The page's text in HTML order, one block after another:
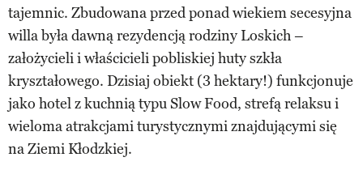
tajemnic. Zbudowana przed ponad wiekiem secesyjna
willa była dawną rezydencją rodziny Loskich –
założycieli i właścicieli pobliskiej huty szkła
kryształowego. Dzisiaj obiekt (3 hektary!) funkcjonuje
jako hotel z kuchnią typu Slow Food, strefą relaksu i
wieloma atrakcjami turystycznymi znajdującymi się
na Ziemi Kłodzkiej.